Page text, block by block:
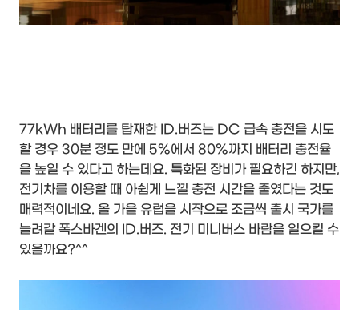
77kWh 배터리를 탑재한 ID.버즈는 DC 급속 충전을 시도
할 경우 30분 정도 만에 5%에서 80%까지 배터리 충전율
을 높일 수 있다고 하는데요. 특화된 장비가 필요하긴 하지만,
전기차를 이용할 때 아쉽게 느낄 충전 시간을 줄였다는 것도
매력적이네요. 올 가을 유럽을 시작으로 조금씩 출시 국가를
늘려갈 폭스바겐의 ID.버즈. 전기 미니버스 바람을 일으킬 수
있을까요?^^